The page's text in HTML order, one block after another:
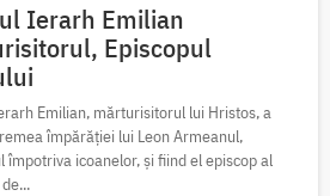
Ierarh Emilian
Episcopul
Emilian, mărturisitorul lui Hristos, a
împărăției lui Leon Armeanul,
împotriva icoanelor, și fiind el episcop al